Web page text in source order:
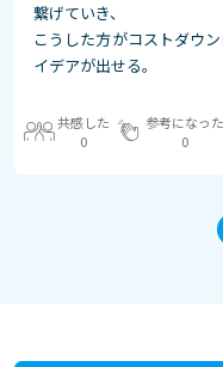
繋げていき、
こうした方がコストダウ
イデアが出せる。
共感した
0
参考になった
0